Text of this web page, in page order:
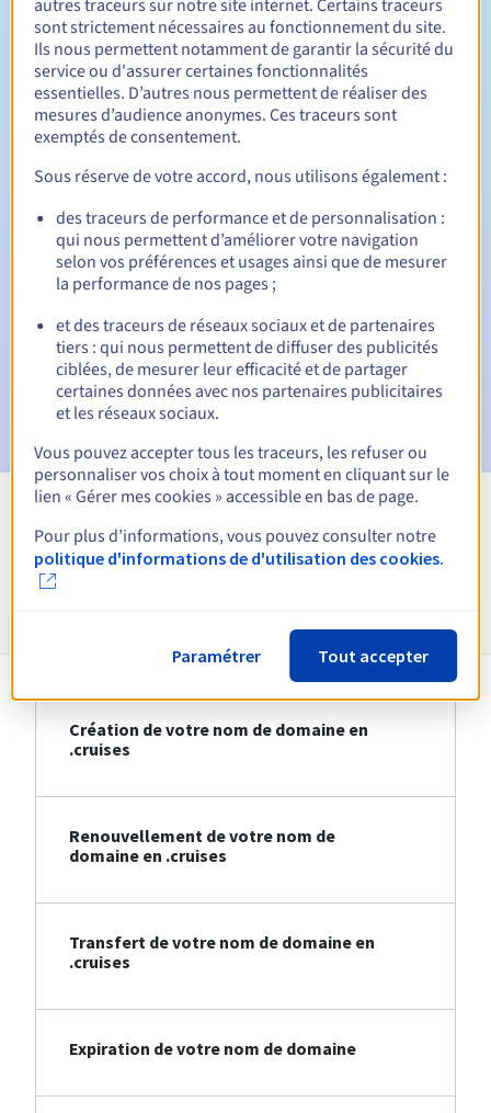
Durée de renouvellement Entre 1 et 10 ans
Période de rédemption
Notifications automatiques :
E-mails d'avertissement : 60, 30, 15, 7 et 3 jours avant la
date d'échéance
E-mail le jour de l'expirationpour notification de la
suspension du nom de domaine
E-mail après la période de grâce de rédemptionpour
notification de la suppression du nom de domaine
Voir toutes les extensions
Création de votre nom de domaine en
.cruises
Renouvellement de votre nom de
domaine en .cruises
Transfert de votre nom de domaine en
.cruises
Expiration de votre nom de domaine
autres traceurs sur notre site internet. Certains traceurs
sont strictement nécessaires au fonctionnement du site.
Ils nous permettent notamment de garantir la sécurité du
service ou d'assurer certaines fonctionnalités
essentielles. D’autres nous permettent de réaliser des
mesures d’audience anonymes. Ces traceurs sont
exemptés de consentement.
Sous réserve de votre accord, nous utilisons également :
des traceurs de performance et de personnalisation :
qui nous permettent d’améliorer votre navigation
selon vos préférences et usages ainsi que de mesurer
la performance de nos pages ;
et des traceurs de réseaux sociaux et de partenaires
tiers : qui nous permettent de diffuser des publicités
ciblées, de mesurer leur efficacité et de partager
certaines données avec nos partenaires publicitaires
et les réseaux sociaux.
Vous pouvez accepter tous les traceurs, les refuser ou
personnaliser vos choix à tout moment en cliquant sur le
lien « Gérer mes cookies » accessible en bas de page.
Pour plus d’informations, vous pouvez consulter notre
politique d'informations de d'utilisation des cookies.
Paramétrer Tout accepter